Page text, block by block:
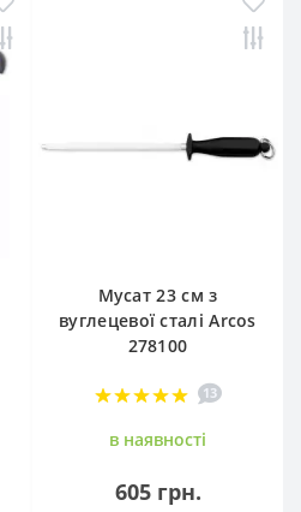
Мусат 23 см з
вуглецевої сталі Arcos
278100
13
в наявностi
605 грн.